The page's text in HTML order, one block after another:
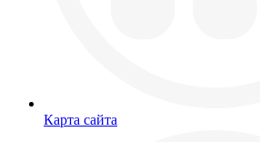
Карта сайта